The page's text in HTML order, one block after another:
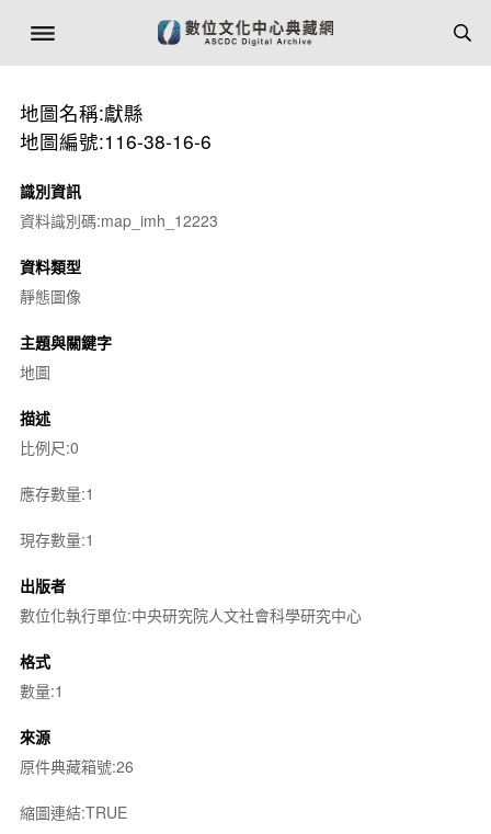
地圖名稱:獻縣
地圖編號:116-38-16-6
識別資訊
資料識別碼:map_imh_12223
資料類型
靜態圖像
主題與關鍵字
地圖
描述
比例尺:0
應存數量:1
現存數量:1
出版者
數位化執行單位:中央研究院人文社會科學研究中心
格式
數量:1
來源
原件典藏箱號:26
縮圖連結:TRUE